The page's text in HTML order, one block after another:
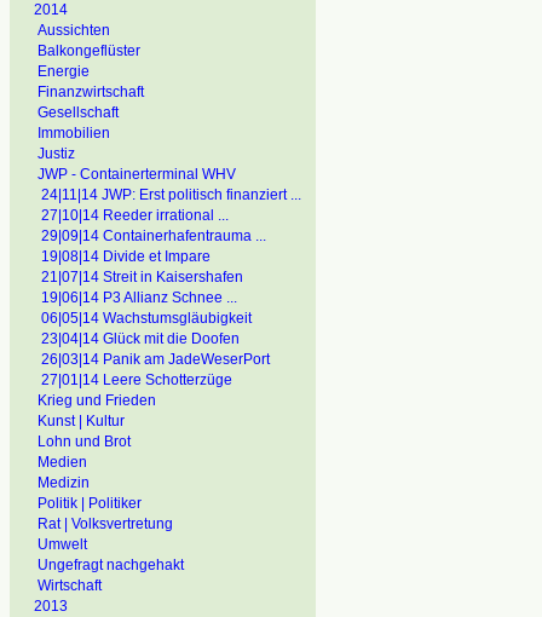
2014
Aussichten
Balkongeflüster
Energie
Finanzwirtschaft
Gesellschaft
Immobilien
Justiz
JWP - Containerterminal WHV
24|11|14 JWP: Erst politisch finanziert ...
27|10|14 Reeder irrational ...
29|09|14 Containerhafentrauma ...
19|08|14 Divide et Impare
21|07|14 Streit in Kaisershafen
19|06|14 P3 Allianz Schnee ...
06|05|14 Wachstumsgläubigkeit
23|04|14 Glück mit die Doofen
26|03|14 Panik am JadeWeserPort
27|01|14 Leere Schotterzüge
Krieg und Frieden
Kunst | Kultur
Lohn und Brot
Medien
Medizin
Politik | Politiker
Rat | Volksvertretung
Umwelt
Ungefragt nachgehakt
Wirtschaft
2013